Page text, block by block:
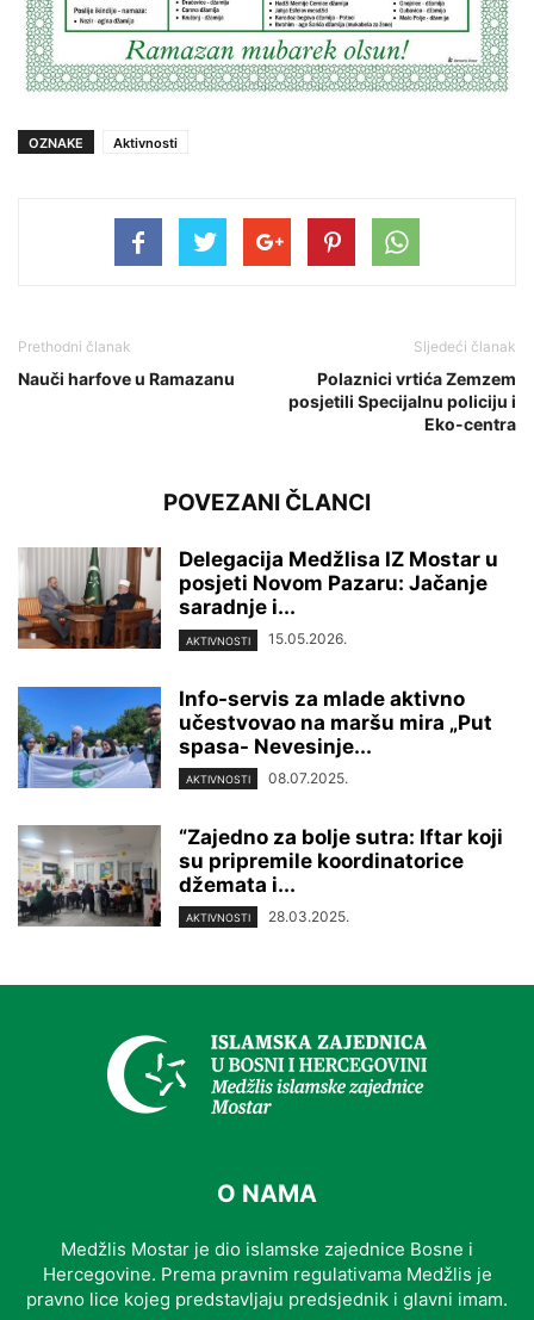
OZNAKE Aktivnosti
Prethodni članak
Nauči harfove u Ramazanu
Sljedeći članak
Polaznici vrtića Zemzem
posjetili Specijalnu policiju i
Eko-centra
POVEZANI ČLANCI
Delegacija Medžlisa IZ Mostar u
posjeti Novom Pazaru: Jačanje
saradnje i...
AKTIVNOSTI 15.05.2026.
Info-servis za mlade aktivno
učestvovao na maršu mira „Put
spasa- Nevesinje...
AKTIVNOSTI 08.07.2025.
“Zajedno za bolje sutra: Iftar koji
su pripremile koordinatorice
džemata i...
AKTIVNOSTI 28.03.2025.
O NAMA
Medžlis Mostar je dio islamske zajednice Bosne i
Hercegovine. Prema pravnim regulativama Medžlis je
pravno lice kojeg predstavljaju predsjednik i glavni imam.